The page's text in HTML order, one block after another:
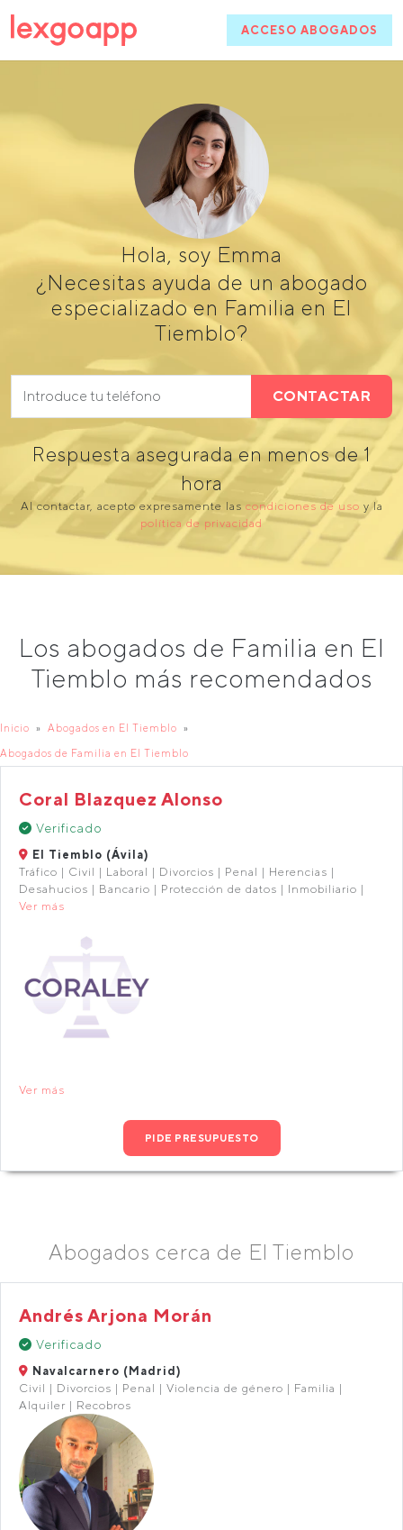
ACCESO ABOGADOS
Hola, soy Emma
¿Necesitas ayuda de un abogado
especializado en Familia en El
Tiemblo?
CONTACTAR
Respuesta asegurada en menos de 1
hora
Al contactar, acepto expresamente las condiciones de uso y la
política de privacidad
Los abogados de Familia en El
Tiemblo más recomendados
Inicio Abogados en El Tiemblo
Abogados de Familia en El Tiemblo
Coral Blazquez Alonso
Verificado
El Tiemblo (Ávila)
Tráfico | Civil | Laboral | Divorcios | Penal | Herencias |
Desahucios | Bancario | Protección de datos | Inmobiliario |
Ver más
Ver más
PIDE PRESUPUESTO
Abogados cerca de El Tiemblo
Andrés Arjona Morán
Verificado
Navalcarnero (Madrid)
Civil | Divorcios | Penal | Violencia de género | Familia |
Alquiler | Recobros